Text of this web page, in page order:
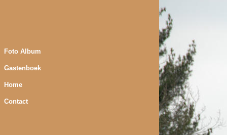
Foto Album
Gastenboek
Home
Contact